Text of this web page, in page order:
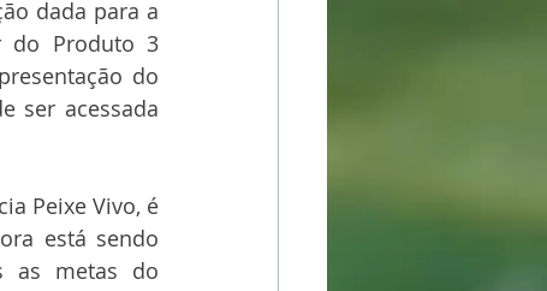
dada para a
do Produto 3
do
ser acessada
Peixe Vivo, é
está sendo
as metas do